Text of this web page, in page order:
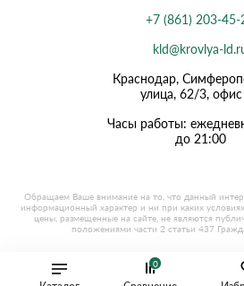
0
+7 (861) 203-45-
kld@krovlya-
Краснодар,
улица, 62/3,
Часы работы:
до 21:00